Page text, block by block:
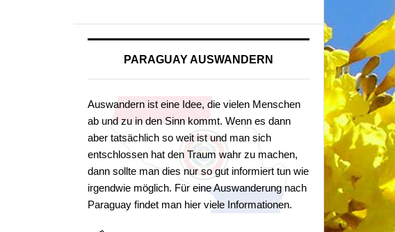
PARAGUAY AUSWANDERN
Auswandern ist eine Idee, die vielen Menschen
ab und zu in den Sinn kommt. Wenn es dann
aber tatsächlich so weit ist und man sich
entschlossen hat den Traum wahr zu machen,
dann sollte man dies nur so gut informiert tun wie
irgendwie möglich. Für eine Auswanderung nach
Paraguay findet man hier viele Informationen.